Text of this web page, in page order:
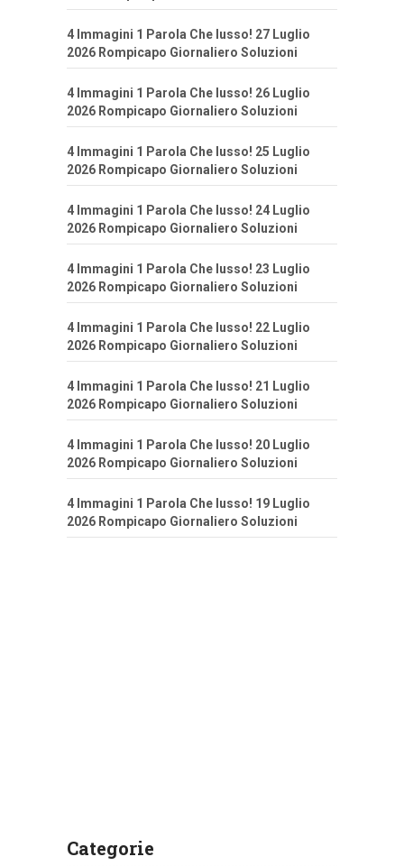
4 Immagini 1 Parola Che lusso! 27 Luglio
2026 Rompicapo Giornaliero Soluzioni
4 Immagini 1 Parola Che lusso! 26 Luglio
2026 Rompicapo Giornaliero Soluzioni
4 Immagini 1 Parola Che lusso! 25 Luglio
2026 Rompicapo Giornaliero Soluzioni
4 Immagini 1 Parola Che lusso! 24 Luglio
2026 Rompicapo Giornaliero Soluzioni
4 Immagini 1 Parola Che lusso! 23 Luglio
2026 Rompicapo Giornaliero Soluzioni
4 Immagini 1 Parola Che lusso! 22 Luglio
2026 Rompicapo Giornaliero Soluzioni
4 Immagini 1 Parola Che lusso! 21 Luglio
2026 Rompicapo Giornaliero Soluzioni
4 Immagini 1 Parola Che lusso! 20 Luglio
2026 Rompicapo Giornaliero Soluzioni
4 Immagini 1 Parola Che lusso! 19 Luglio
2026 Rompicapo Giornaliero Soluzioni
Categorie